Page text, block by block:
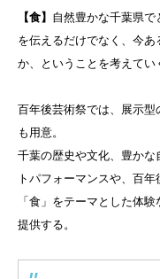
【食】 自然豊かな千葉県で
を伝えるだけでなく、今あ
か、ということを考えてい
百年後芸術祭では、展示
も用意。
千葉の歴史や文化、豊か
トパフォーマンスや、百
「食」をテーマとした体
提供する。